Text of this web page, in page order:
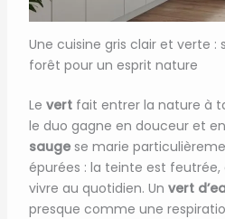
Une cuisine gris clair et verte :
forêt pour un esprit nature
Le vertfait entrer la nature à
le duo gagne en douceur et
saugese marie
épurées : la teinte est feutrée,
vivre au quotidien. Un vert
presque comme une